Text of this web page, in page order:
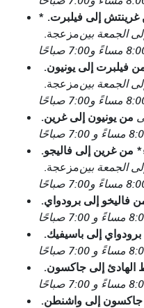
غرينتش إلى فيلبرت. *
مزعجة.الجمعة بين
فيلبرت إلى يونيون.
مزعجة.الجمعة بين
من يونيون إلى غرين.
من غرين إلى فاليجو. *
مزعجة.الجمعة بين
فاليخو إلى برودواي.
إلى باسيفيك.
الهادئ إلى جاكسون.
إلى واشنطن.